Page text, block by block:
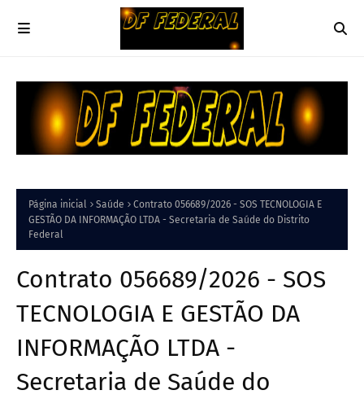
Página inicial Saúde
Contrato 056689/2026 - SOS TECNOLOGIA E
GESTÃO DA INFORMAÇÃO LTDA - Secretaria de Saúde do Distrito
Federal
Contrato 056689/2026 - SOS
TECNOLOGIA E GESTÃO DA
INFORMAÇÃO LTDA -
Secretaria de Saúde do